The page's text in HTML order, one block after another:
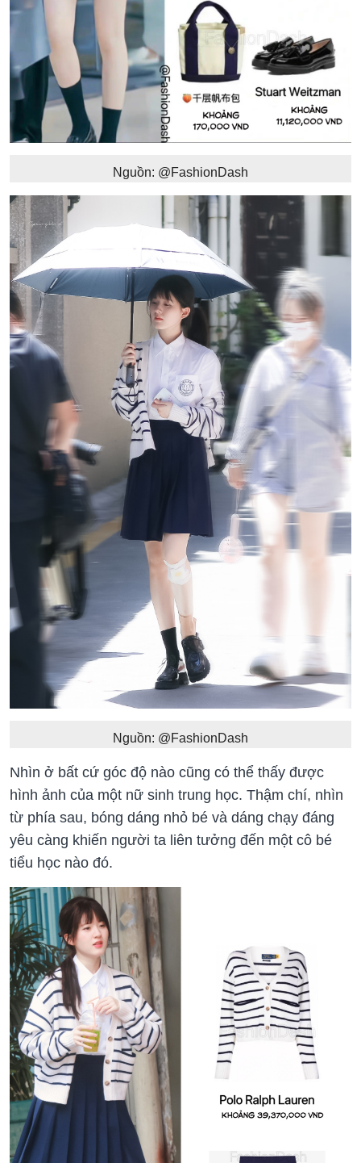
Nguồn: @FashionDash
Nguồn: @FashionDash
Nhìn ở bất cứ góc độ nào cũng có thể thấy được
hình ảnh của một nữ sinh trung học. Thậm chí, nhìn
từ phía sau, bóng dáng nhỏ bé và dáng chạy đáng
yêu càng khiến người ta liên tưởng đến một cô bé
tiểu học nào đó.